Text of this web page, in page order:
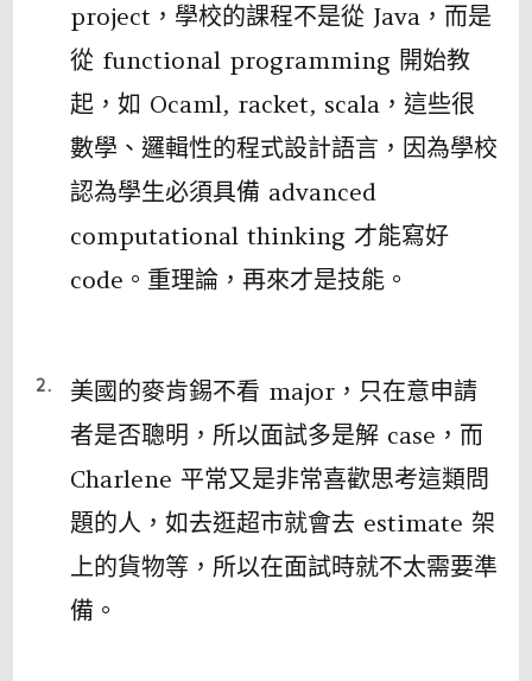
project，學校的課程不是從 Java，而是
從 functional programming 開始教
起，如 Ocaml, racket, scala，這些很
數學、邏輯性的程式設計語言，因為學校
認為學生必須具備 advanced
computational thinking 才能寫好
code。重理論，再來才是技能。
美國的麥肯錫不看 major，只在意申請
者是否聰明，所以面試多是解 case，而
Charlene 平常又是非常喜歡思考這類問
題的人，如去逛超市就會去 estimate 架
上的貨物等，所以在面試時就不太需要準
備。